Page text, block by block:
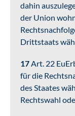
dahin
der Union
Drittstaats
17Art. 22
für die
des Staates
Rechtswahl